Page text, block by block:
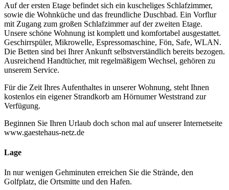
Auf der ersten Etage befindet sich ein kuscheliges Schlafzimmer,
sowie die Wohnküche und das freundliche Duschbad. Ein Vorflur
mit Zugang zum großen Schlafzimmer auf der zweiten Etage.
Unsere schöne Wohnung ist komplett und komfortabel ausgestattet.
Geschirrspüler, Mikrowelle, Espressomaschine, Fön, Safe, WLAN.
Die Betten sind bei Ihrer Ankunft selbstverständlich bereits bezogen.
Ausreichend Handtücher, mit regelmäßigem Wechsel, gehören zu
unserem Service.
Für die Zeit Ihres Aufenthaltes in unserer Wohnung, steht Ihnen
kostenlos ein eigener Strandkorb am Hörnumer Weststrand zur
Verfügung.
Beginnen Sie Ihren Urlaub doch schon mal auf unserer Internetseite
www.gaestehaus-netz.de
Lage
In nur wenigen Gehminuten erreichen Sie die Strände, den
Golfplatz, die Ortsmitte und den Hafen.